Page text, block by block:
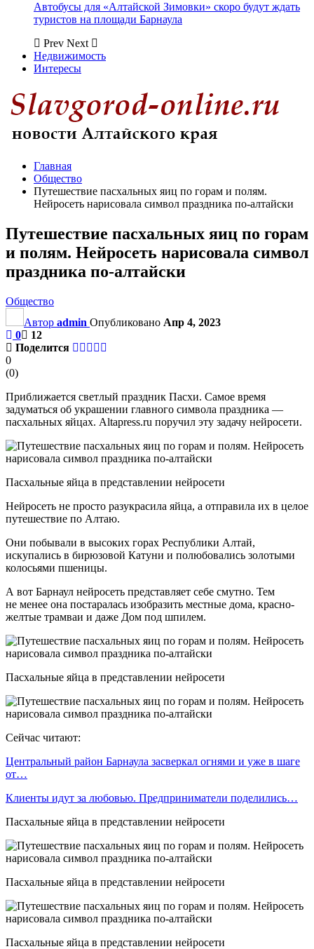
Автобусы для «Алтайской Зимовки» скоро будут ждать
туристов на площади Барнаула
Prev Next
Недвижимость
Интересы
Главная
Общество
Путешествие пасхальных яиц по горам и полям.
Нейросеть нарисовала символ праздника по-алтайски
Путешествие пасхальных яиц по горам
и полям. Нейросеть нарисовала символ
праздника по-алтайски
Общество
Автор admin Опубликовано Апр 4, 2023
0
12
Поделится
0
(0)
Приближается светлый праздник Пасхи. Самое время
задуматься об украшении главного символа праздника —
пасхальных яйцах. Altapress.ru поручил эту задачу нейросети.
Пасхальные яйца в представлении нейросети
Нейросеть не просто разукрасила яйца, а отправила их в целое
путешествие по Алтаю.
Они побывали в высоких горах Республики Алтай,
искупались в бирюзовой Катуни и полюбовались золотыми
колосьями пшеницы.
А вот Барнаул нейросеть представляет себе смутно. Тем
не менее она постаралась изобразить местные дома, красно-
желтые трамваи и даже Дом под шпилем.
Пасхальные яйца в представлении нейросети
Сейчас читают:
Центральный район Барнаула засверкал огнями и уже в шаге
от…
Клиенты идут за любовью. Предприниматели поделились…
Пасхальные яйца в представлении нейросети
Пасхальные яйца в представлении нейросети
Пасхальные яйца в представлении нейросети